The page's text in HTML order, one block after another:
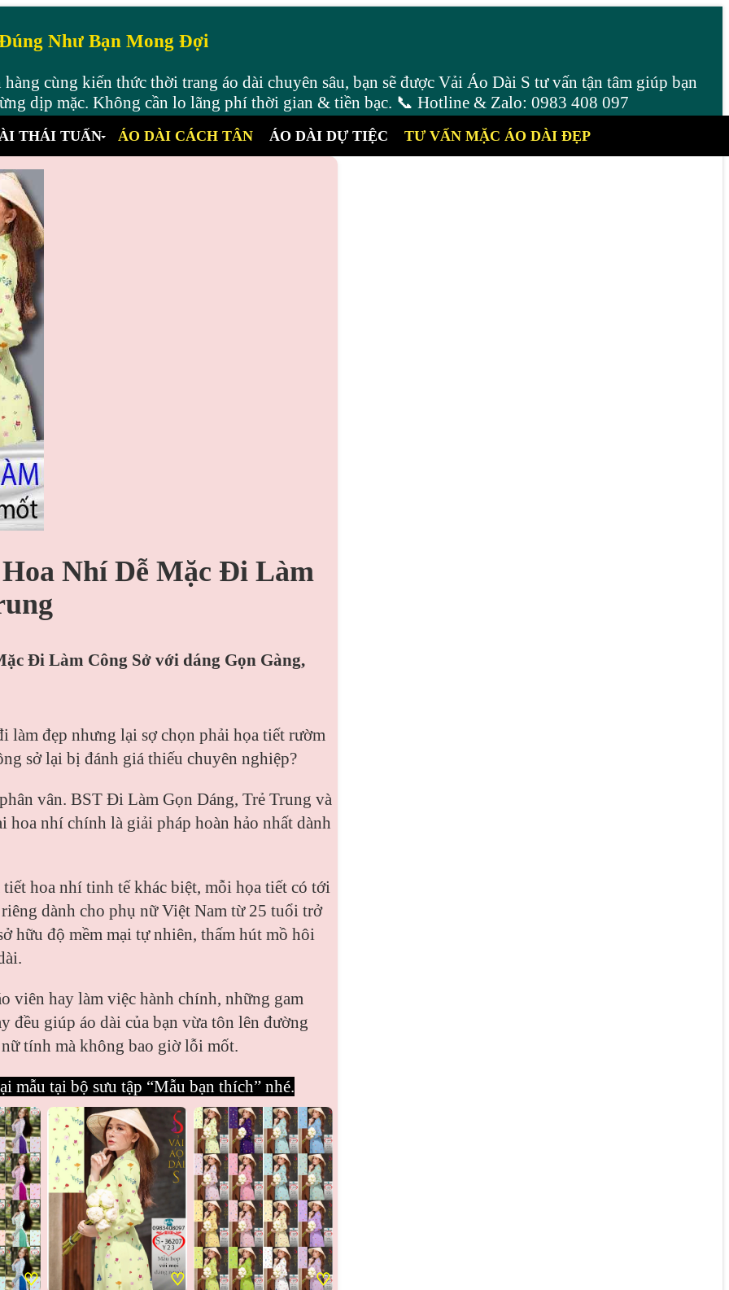
Như Bạn Mong Đợi
cùng kiến thức thời trang áo dài chuyên sâu, bạn sẽ được Vải Áo Dài S tư vấn tận tâm giúp bạn
dịp mặc. Không cần lo lãng phí thời gian & tiền bạc. 📞 Hotline & Zalo: 0983 408 097
THÁI TUẤN ÁO DÀI CÁCH TÂN ÁO DÀI DỰ TIỆC TƯ VẤN MẶC ÁO DÀI ĐẸP
Nhí Dễ Mặc Đi Làm
Đi Làm Công Sở với dáng Gọn Gàng,
làm đẹp nhưng lại sợ chọn phải họa tiết rườm
sở lại bị đánh giá thiếu chuyên nghiệp?
vân. BST Đi Làm Gọn Dáng, Trẻ Trung và
nhí chính là giải pháp hoàn hảo nhất dành
hoa nhí tinh tế khác biệt, mỗi họa tiết có tới
dành cho phụ nữ Việt Nam từ 25 tuổi trở
hữu độ mềm mại tự nhiên, thấm hút mồ hôi
viên hay làm việc hành chính, những gam
đều giúp áo dài của bạn vừa tôn lên đường
tính mà không bao giờ lỗi mốt.
mẫu tại bộ sưu tập “Mẫu bạn thích” nhé.
♡ ♡ ♡